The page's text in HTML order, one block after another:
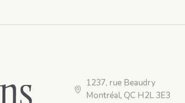
1237, rue Beaudry
Montréal, QC H2L 3E3